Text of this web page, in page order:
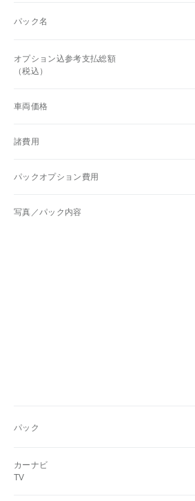
パック名
オプション込参考支払総額
（税込）
車両価格
諸費用
パックオプション費用
写真／パック内容
パック
カーナビ
TV